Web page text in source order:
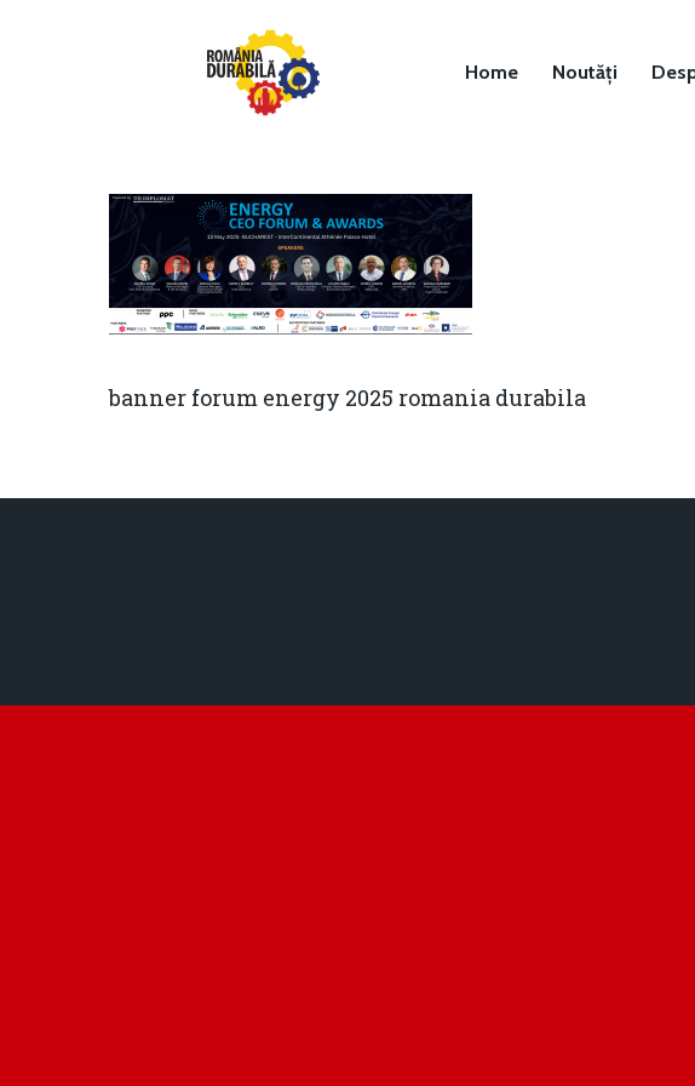
Hit enter to search or ESC to close
Home Noutăți
banner forum energy 2025 romania durabila